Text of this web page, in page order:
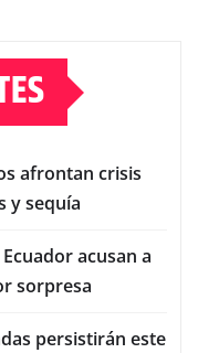
afrontan crisis
y sequía
acusan a
sorpresa
persistirán este